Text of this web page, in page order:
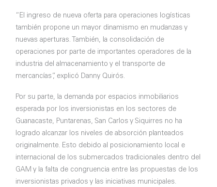
“El ingreso de nueva oferta para operaciones logísticas
también propone un mayor dinamismo en mudanzas y
nuevas aperturas. También, la consolidación de
operaciones por parte de importantes operadores de la
industria del almacenamiento y el transporte de
mercancías”, explicó Danny Quirós.
Por su parte, la demanda por espacios inmobiliarios
esperada por los inversionistas en los sectores de
Guanacaste, Puntarenas, San Carlos y Siquirres no ha
logrado alcanzar los niveles de absorción planteados
originalmente. Esto debido al posicionamiento local e
internacional de los submercados tradicionales dentro del
GAM y la falta de congruencia entre las propuestas de los
inversionistas privados y las iniciativas municipales.